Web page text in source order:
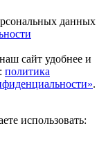
данных
сайт удобнее и
политика
.
использовать: